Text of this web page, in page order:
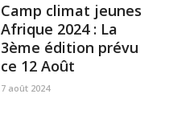
Camp climat jeunes
Afrique 2024 : La
3ème édition prévu
ce 12 Août
7 août 2024